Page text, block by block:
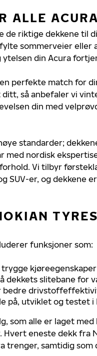
ALLE
riktige dekkene til
sommerveier eller
ytelsen din Acura
perfekte match for
så anbefaler vi
din med
standarder;
med nordisk
Vi tilbyr
SUV-er, og dekkene
funksjoner som:
dekkets slitebane for
bedre
på, utviklet og testet i
som alle er laget
eneste dekk fra
trenger, samtidig som